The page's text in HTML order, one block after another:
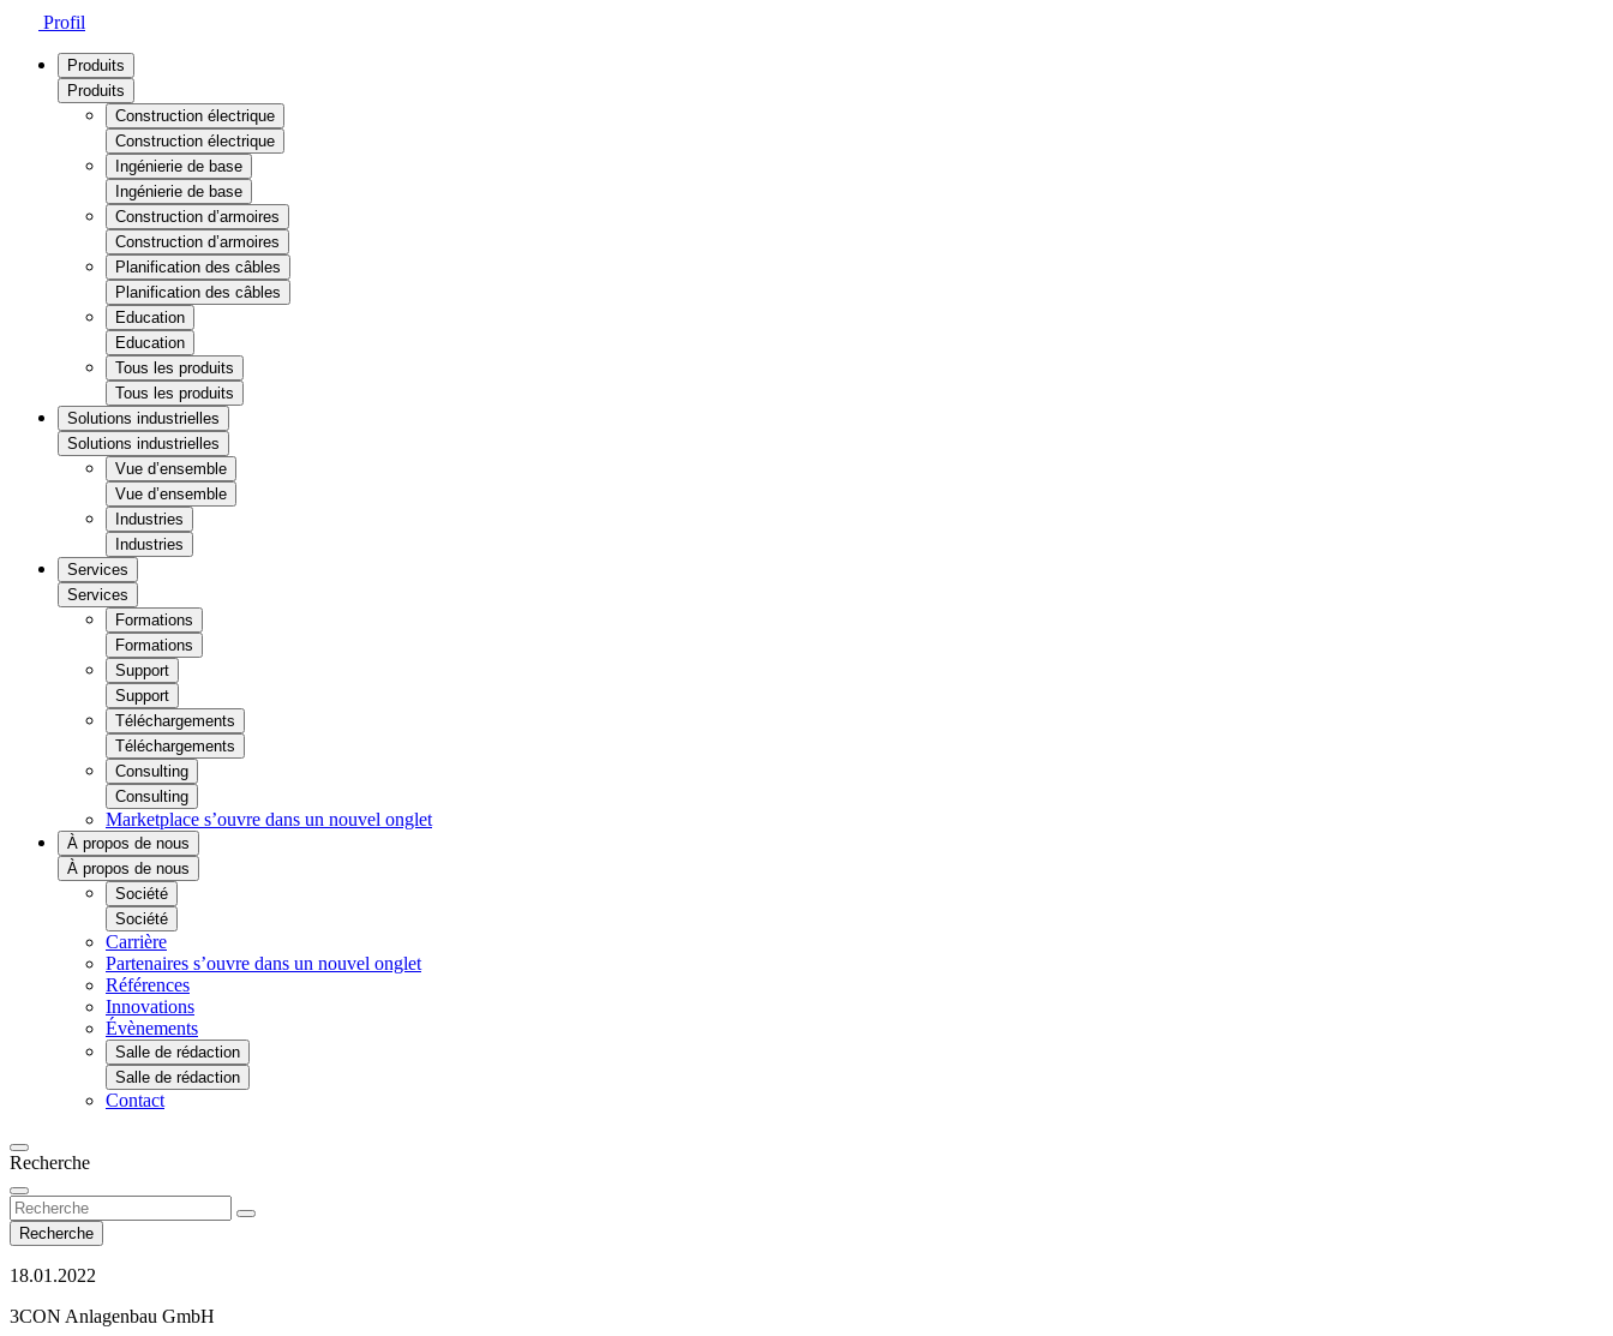
Profil
Produits
Produits
Construction électrique
Construction électrique
Ingénierie de base
Ingénierie de base
Construction d’armoires
Construction d’armoires
Planification des câbles
Planification des câbles
Education
Education
Tous les produits
Tous les produits
Solutions industrielles
Solutions industrielles
Vue d’ensemble
Vue d’ensemble
Industries
Industries
Services
Services
Formations
Formations
Support
Support
Téléchargements
Téléchargements
Consulting
Consulting
Marketplace s’ouvre dans un nouvel onglet
À propos de nous
À propos de nous
Société
Société
Carrière
Partenaires s’ouvre dans un nouvel onglet
Références
Innovations
Évènements
Salle de rédaction
Salle de rédaction
Contact
Recherche
Recherche
18.01.2022
3CON Anlagenbau GmbH